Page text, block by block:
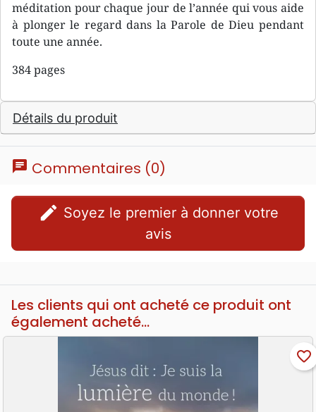
méditation pour chaque jour de l’année qui vous aide
à plonger le regard dans la Parole de Dieu pendant
toute une année.
384 pages
Détails du produit
chat Commentaires (0)
edit
avis
Les clients qui ont acheté ce produit ont
également acheté...
favorite_border